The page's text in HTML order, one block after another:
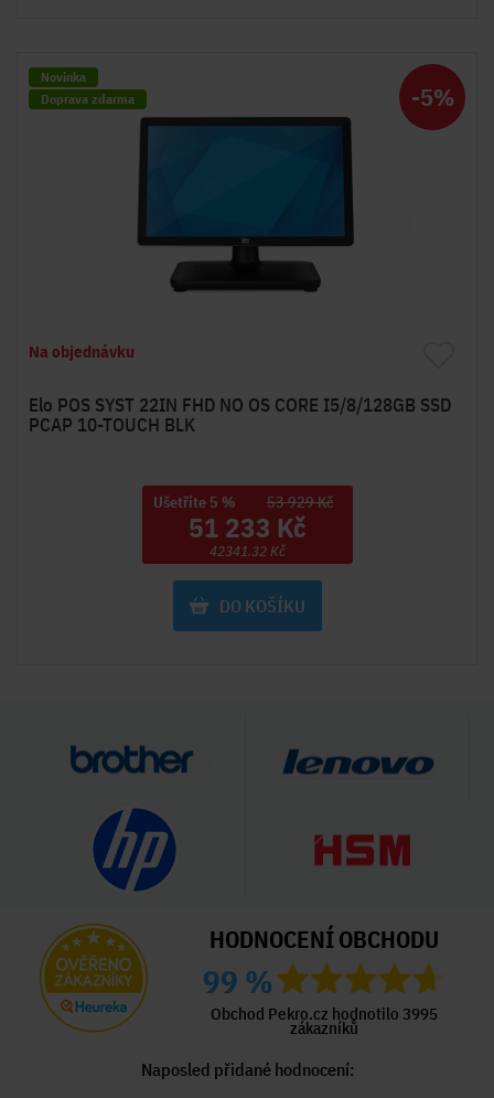
Novinka
Doprava zdarma
-5%
Na objednávku
Elo POS SYST 22IN FHD NO OS CORE I5/8/128GB SSD
PCAP 10-TOUCH BLK
Ušetříte 5 % 53 929 Kč
51 233 Kč
42341.32 Kč
DO KOŠÍKU
HODNOCENÍ OBCHODU
99 %
Obchod Pekro.cz hodnotilo 3995
zákazníků
Naposled přidané hodnocení: